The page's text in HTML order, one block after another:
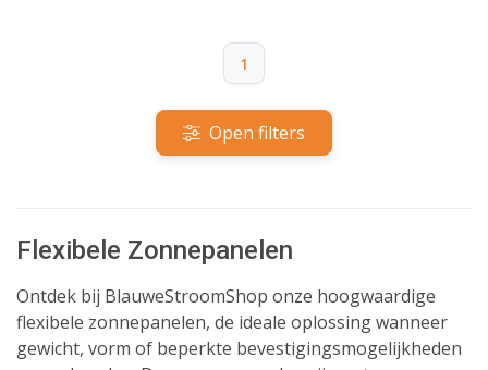
1
Open filters
Flexibele Zonnepanelen
Ontdek bij BlauweStroomShop onze hoogwaardige
flexibele zonnepanelen, de ideale oplossing wanneer
gewicht, vorm of beperkte bevestigingsmogelijkheden